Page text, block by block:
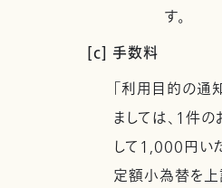
す。
[c] 手数料
「利用目的の通
ましては、1件
して1,000円い
定額小為替を